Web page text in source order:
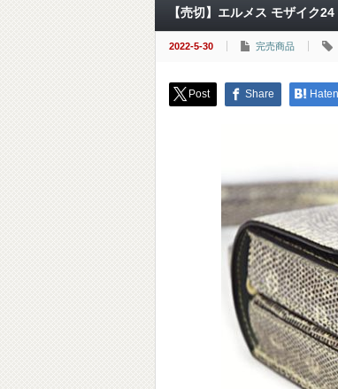
【売切】エルメス モザイク
2022-5-30 完売商品
Post Share